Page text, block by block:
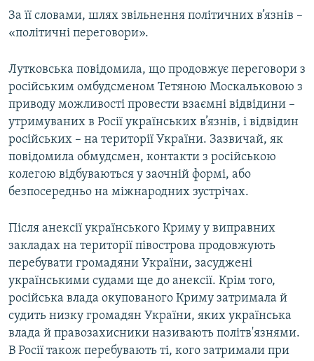
За її словами, шлях звільнення політичних в’язнів –
«політичні переговори».
Лутковська повідомила, що продовжує переговори з
російським омбудсменом Тетяною Москальковою з
приводу можливості провести взаємні відвідини –
утримуваних в Росії українських в’язнів, і відвідин
російських – на території України. Зазвичай, як
повідомила обмудсмен, контакти з російською
колегою відбуваються у заочній формі, або
безпосередньо на міжнародних зустрічах.
Після анексії українського Криму у виправних
закладах на території півострова продовжують
перебувати громадяни України, засуджені
українськими судами ще до анексії. Крім того,
російська влада окупованого Криму затримала й
судить низку громадян України, яких українська
влада й правозахисники називають політв'язнями.
В Росії також перебувають ті, кого затримали при